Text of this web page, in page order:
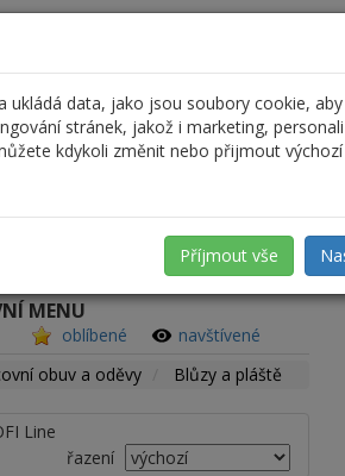
0
MENU
oblíbené
navštívené
obuv a oděvy Blůzy a pláště
Line
řazení
ukládá data, jako jsou soubory cookie, aby
stránek, jakož i marketing,
kdykoli změnit nebo přijmout výchozí
Příjmout vše